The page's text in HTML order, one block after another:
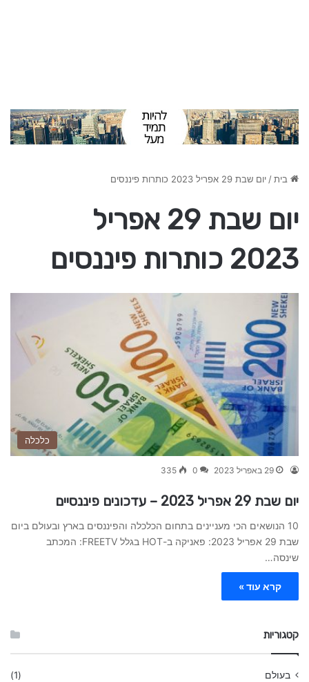
בית/יום שבת 29 אפריל 2023 כותרות פיננסים
יום שבת 29 אפריל
2023 כותרות פיננסים
כלכלה
29 באפריל 2023 0
335
יום שבת 29 אפריל 2023 – עדכונים פיננסיים
10 הנושאים הכי מעניינים בתחום הכלכלה והפיננסים בארץ ובעולם ביום
שבת 29 אפריל 2023: פאניקה ב-HOT בגלל FREETV: המכתב
שינסה…
קרא עוד »
קטגוריות
בעולם
(1)